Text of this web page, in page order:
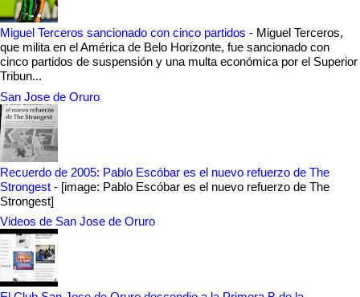
Miguel Terceros sancionado con cinco partidos - Miguel Terceros,
que milita en el América de Belo Horizonte, fue sancionado con
cinco partidos de suspensión y una multa económica por el Superior
Tribun...
San Jose de Oruro
Recuerdo de 2005: Pablo Escóbar es el nuevo refuerzo de The
Strongest - [image: Pablo Escóbar es el nuevo refuerzo de The
Strongest]
Videos de San Jose de Oruro